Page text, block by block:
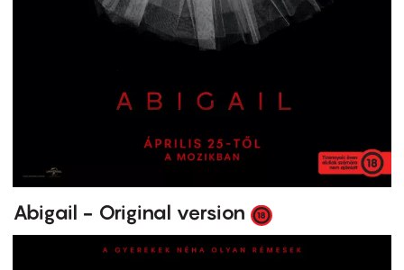
Abigail - Original version